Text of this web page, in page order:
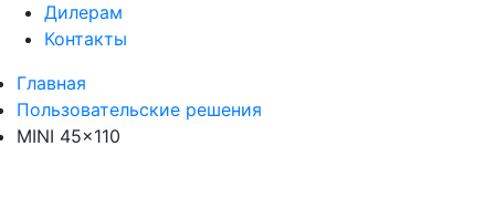
Дилерам
Контакты
Главная
Пользовательские решения
MINI 45×110